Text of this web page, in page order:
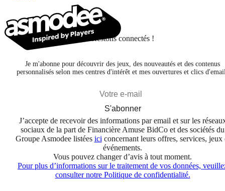
Restons connectés !
Je m'abonne pour découvrir des jeux, des nouveautés et des contenus
personnalisés selon mes centres d'intérêt et mes ouvertures et clics
S'abonner
J’accepte de recevoir des informations par email et sur les
sociaux de la part de Financière Amuse BidCo et des sociétés du
Groupe Asmodee listées ici concernant leurs offres, services, jeux
événements.
Vous pouvez changer d’avis à tout moment.
Pour plus d’informations sur le traitement de vos données,
consulter notre Politique de confidentialité.